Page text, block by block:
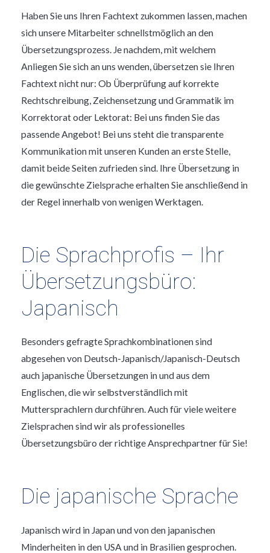
Haben Sie uns Ihren Fachtext zukommen lassen, machen
sich unsere Mitarbeiter schnellstmöglich an den
Übersetzungsprozess. Je nachdem, mit welchem
Anliegen Sie sich an uns wenden, übersetzen sie Ihren
Fachtext nicht nur: Ob Überprüfung auf korrekte
Rechtschreibung, Zeichensetzung und Grammatik im
Korrektorat oder Lektorat: Bei uns finden Sie das
passende Angebot! Bei uns steht die transparente
Kommunikation mit unseren Kunden an erste Stelle,
damit beide Seiten zufrieden sind. Ihre Übersetzung in
die gewünschte Zielsprache erhalten Sie anschließend in
der Regel innerhalb von wenigen Werktagen.
Die Sprachprofis – Ihr
Übersetzungsbüro:
Japanisch
Besonders gefragte Sprachkombinationen sind
abgesehen von Deutsch-Japanisch/Japanisch-Deutsch
auch japanische Übersetzungen in und aus dem
Englischen, die wir selbstverständlich mit
Muttersprachlern durchführen. Auch für viele weitere
Zielsprachen sind wir als professionelles
Übersetzungsbüro der richtige Ansprechpartner für Sie!
Die japanische Sprache
Japanisch wird in Japan und von den japanischen
Minderheiten in den USA und in Brasilien gesprochen.